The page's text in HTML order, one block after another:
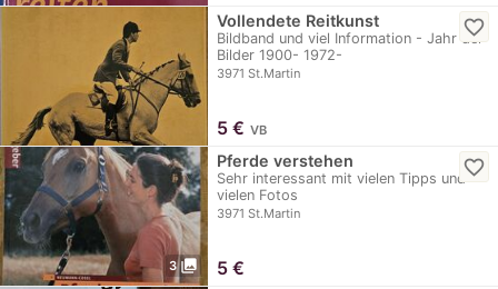
Vollendete Reitkunst
Bildband und viel Information - Jahr der
Bilder 1900- 1972-
3971 St.Martin
favorite_border
5 € VB
3 photo_library
Pferde verstehen
Sehr interessant mit vielen Tipps und
vielen Fotos
3971 St.Martin
favorite_border
5 €